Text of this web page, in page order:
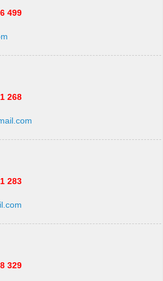
499
268
283
329